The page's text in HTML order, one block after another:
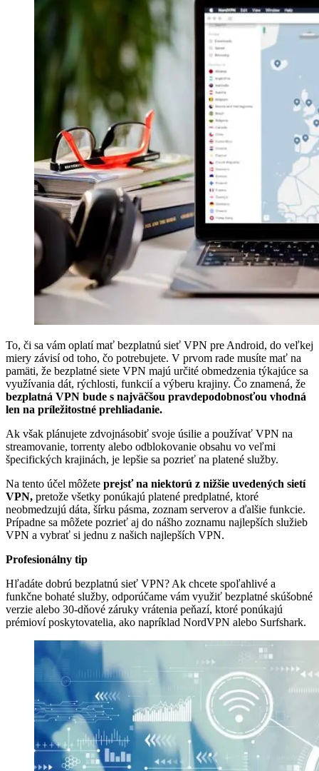
To, či sa vám oplatí mať bezplatnú sieť VPN pre Android, do veľkej
miery závisí od toho, čo potrebujete. V prvom rade musíte mať na
pamäti, že bezplatné siete VPN majú určité obmedzenia týkajúce sa
využívania dát, rýchlosti, funkcií a výberu krajiny. Čo znamená, že
bezplatná VPN bude s najväčšou pravdepodobnosťou vhodná
len na príležitostné prehliadanie.
Ak však plánujete zdvojnásobiť svoje úsilie a používať VPN na
streamovanie, torrenty alebo odblokovanie obsahu vo veľmi
špecifických krajinách, je lepšie sa pozrieť na platené služby.
Na tento účel môžete prejsť na niektorú z nižšie uvedených sietí
VPN, pretože všetky ponúkajú platené predplatné, ktoré
neobmedzujú dáta, šírku pásma, zoznam serverov a ďalšie funkcie.
Prípadne sa môžete pozrieť aj do nášho zoznamu najlepších služieb
VPN a vybrať si jednu z našich najlepších VPN.
Profesionálny tip
Hľadáte dobrú bezplatnú sieť VPN? Ak chcete spoľahlivé a
funkčne bohaté služby, odporúčame vám využiť bezplatné skúšobné
verzie alebo 30-dňové záruky vrátenia peňazí, ktoré ponúkajú
prémioví poskytovatelia, ako napríklad NordVPN alebo Surfshark.